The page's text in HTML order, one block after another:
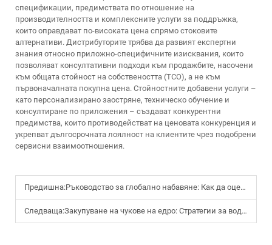
спецификации, предимствата по отношение на
производителността и комплексните услуги за поддръжка,
които оправдават по-високата цена спрямо стоковите
алтернативи. Дистрибуторите трябва да развият експертни
знания относно приложно-специфичните изисквания, които
позволяват консултативни подходи към продажбите, насочени
към общата стойност на собствеността (TCO), а не към
първоначалната покупна цена. Стойностните добавени услуги –
като персонализирано заостряне, техническо обучение и
консултиране по приложения – създават конкурентни
предимства, които противодействат на ценовата конкуренция и
укрепват дългосрочната лоялност на клиентите чрез подобрени
сервисни взаимоотношения.
Предишна:Ръководство за глобално набавяне: Как да оценявате производителите на ножици за жици за оптово търговия
Следваща:Закупуване на чукове на едро: Стратегии за водене на преговори с глобални производители